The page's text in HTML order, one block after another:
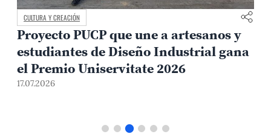
CULTURA Y CREACIÓN
Proyecto PUCP que une a artesanos y
estudiantes de Diseño Industrial gana
el Premio Uniservitate 2026
17.07.2026